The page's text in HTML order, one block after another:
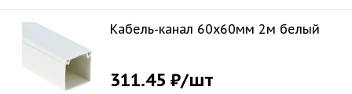
Кабель-канал 60х60мм 2м белый
311.45 ₽/шт